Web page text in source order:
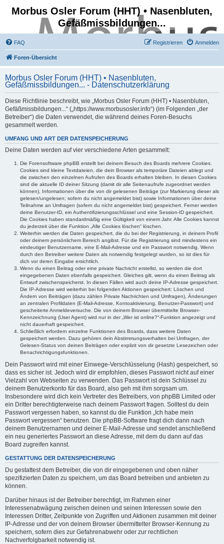
Morbus Osler Forum (HHT) • Nasenbluten,
Gefäßmissbildungen...
FAQ Anmelden
Registrieren
Foren-Übersicht
Morbus Osler Forum (HHT) • Nasenbluten,
Gefäßmissbildungen... - Datenschutzerklärung
Diese Richtlinie beschreibt, wie „Morbus Osler Forum (HHT) • Nasenbluten,
Gefäßmissbildungen...“ („https://www.morbusosler.info“) (im Folgenden „der
Betreiber“) die Daten verwendet, die während deines Foren-Besuchs
gesammelt werden.
UMFANG UND ART DER DATENSPEICHERUNG
Deine Daten werden auf vier verschiedene Arten gesammelt:
Die Forensoftware phpBB erstellt bei deinem Besuch des Boards mehrere Cookies.
Cookies sind kleine Textdateien, die dein Browser als temporäre Dateien ablegt und
die zwischen den einzelnen Aufrufen des Boards erhalten bleiben. In diesen Cookies
sind die aktuelle ID deiner Sitzung (damit dir alle Seitenaufrufe zugeordnet werden
können), Informationen über die von dir gelesenen Beiträge (zur Markierung dieser als
gelesen/ungelesen; sofern du nicht angemeldet bist) sowie Informationen über deine
Teilnahme an Umfragen (sofern du nicht angemeldet bist) gespeichert. Ferner werden
deine Benutzer-ID, ein Authentifizierungsschlüssel und eine Session-ID gespeichert.
Die Cookies haben standardmäßig eine Gültigkeit von einem Jahr. Alle Cookies kannst
du jederzeit über die Funktion „Alle Cookies löschen“ löschen.
Weiterhin werden die Daten gespeichert, die du bei der Registrierung, in deinem Profil
oder deinem persönlichem Bereich angibst. Für die Registrierung sind mindestens ein
eindeutiger Benutzername, eine E-Mail-Adresse und ein Passwort notwendig. Wenn
durch den Betreiber weitere Daten als notwendig festgelegt wurden, so ist dies für
dich vor deren Eingabe ersichtlich.
Wenn du einen Beitrag oder eine private Nachricht erstellst, so werden die dort
eingegebenen Daten ebenfalls gespeichert. Gleiches gilt, wenn du einen Beitrag als
Entwurf zwischenspeicherst. In diesen Fällen wird auch deine IP-Adresse gespeichert.
Die IP-Adresse wird weiterhin bei folgenden Aktionen gespeichert: Löschen und
Ändern von Beiträgen (dazu zählen Private Nachrichten und Umfragen), Änderungen
an zentralen Profildaten (E-Mail-Adresse, Kontoaktivierung, Benutzer-Passwort) und
gescheiterte Anmeldeversuche. Die von deinem Browser übermittelte Browser-
Kennzeichnung (User Agent) wird nur in der „Wer ist online?“-Funktion angezeigt und
nicht dauerhaft gespeichert.
Schließlich erfordern einzelne Funktionen des Boards, dass weitere Daten
gespeichert werden. Dazu gehören dein Abstimmungsverhalten bei Umfragen, der
Gelesen-Status von deinen Beiträgen oder explizit von dir gesetzte Lesezeichen oder
Benachrichtigungsfunktionen.
Dein Passwort wird mit einer Einwege-Verschlüsselung (Hash) gespeichert, so
dass es sicher ist. Jedoch wird dir empfohlen, dieses Passwort nicht auf einer
Vielzahl von Webseiten zu verwenden. Das Passwort ist dein Schlüssel zu
deinem Benutzerkonto für das Board, also geh mit ihm sorgsam um.
Insbesondere wird dich kein Vertreter des Betreibers, von phpBB Limited oder
ein Dritter berechtigterweise nach deinem Passwort fragen. Solltest du dein
Passwort vergessen haben, so kannst du die Funktion „Ich habe mein
Passwort vergessen“ benutzen. Die phpBB-Software fragt dich dann nach
deinem Benutzernamen und deiner E-Mail-Adresse und sendet anschließend
ein neu generiertes Passwort an diese Adresse, mit dem du dann auf das
Board zugreifen kannst.
GESTATTUNG DER DATENSPEICHERUNG
Du gestattest dem Betreiber, die von dir eingegebenen und oben näher
spezifizierten Daten zu speichern, um das Board betreiben und anbieten zu
können.
Darüber hinaus ist der Betreiber berechtigt, im Rahmen einer
Interessenabwägung zwischen deinen und seinen Interessen sowie den
Interessen Dritter, Zeitpunkte von Zugriffen und Aktionen zusammen mit deiner
IP-Adresse und der von deinem Browser übermittelter Browser-Kennung zu
speichern, sofern dies zur Gefahrenabwehr oder zur rechtlichen
Nachverfolgbarkeit notwendig ist.